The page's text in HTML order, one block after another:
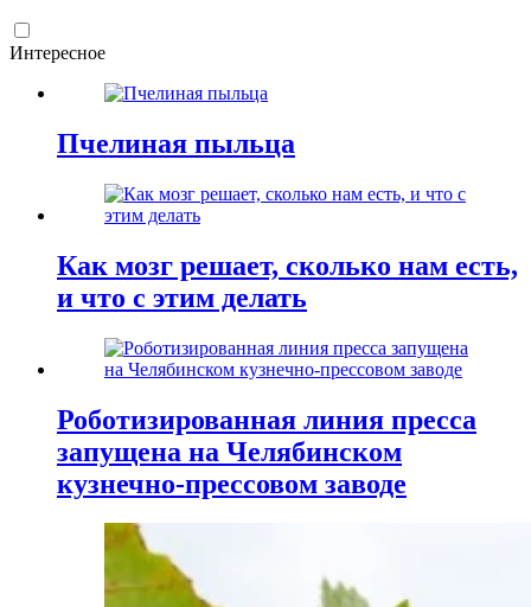
Интересное
Пчелиная пыльца
Как мозг решает, сколько нам есть,
и что с этим делать
Роботизированная линия пресса
запущена на Челябинском
кузнечно-прессовом заводе